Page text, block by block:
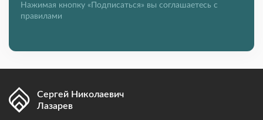
Нажимая кнопку «Подписаться» вы соглашаетесь с
правилами
Сергей Николаевич
Лазарев